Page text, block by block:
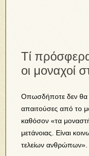
Τί
οι μοναχοί
Οπωσδήποτε δεν θα
απαιτούσες από το
καθόσον «τα
μετάνοιας. Είναι
τελείων ανθρώπων».